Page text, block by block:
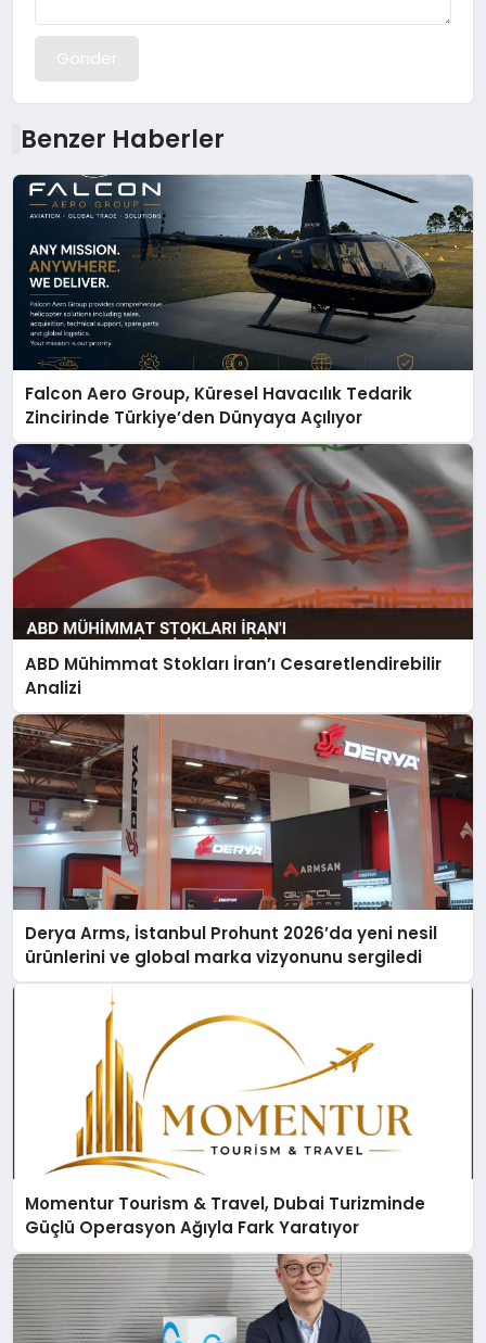
Gönder
Benzer Haberler
Falcon Aero Group, Küresel Havacılık Tedarik
Zincirinde Türkiye’den Dünyaya Açılıyor
ABD Mühimmat Stokları İran’ı Cesaretlendirebilir
Analizi
Derya Arms, İstanbul Prohunt 2026’da yeni nesil
ürünlerini ve global marka vizyonunu sergiledi
Momentur Tourism & Travel, Dubai Turizminde
Güçlü Operasyon Ağıyla Fark Yaratıyor